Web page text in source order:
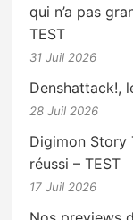
qui n’a pas
TEST
31 Juil 2026
Denshattack!,
28 Juil 2026
Digimon Story
réussi – TEST
17 Juil 2026